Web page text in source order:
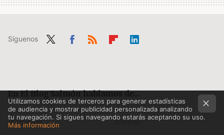
Síguenos
En El Blog Salmón hablamos de...
Economía Entorno
Utilizamos cookies de terceros para generar estadísticas
de audiencia y mostrar publicidad personalizada analizando
tu navegación. Si sigues navegando estarás aceptando su uso.
Más información